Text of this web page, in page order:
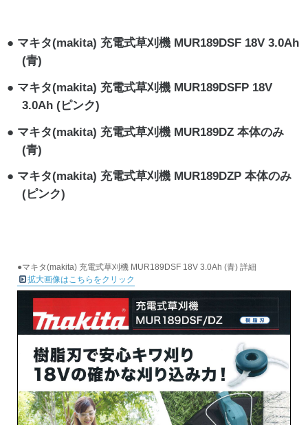
マキタ(makita) 充電式草刈機 MUR189DSF 18V 3.0Ah
(青)
マキタ(makita) 充電式草刈機 MUR189DSFP 18V
3.0Ah (ピンク)
マキタ(makita) 充電式草刈機 MUR189DZ 本体のみ
(青)
マキタ(makita) 充電式草刈機 MUR189DZP 本体のみ
(ピンク)
●マキタ(makita) 充電式草刈機 MUR189DSF 18V 3.0Ah (青) 詳細
拡大画像はこちらをクリック